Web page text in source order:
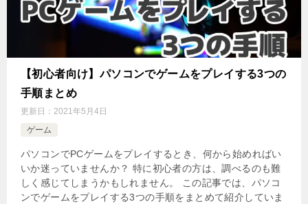
【初心者向け】パソコンでゲームをプレイする3つの
手順まとめ
更新日： 2021年5月4日
ゲーム
パソコンでPCゲームをプレイするとき、何から始めればい
いか迷っていませんか？ 特に初心者の方は、調べるのも難
しく感じてしまうかもしれません。 この記事では、パソコ
ンでゲームをプレイする3つの手順をまとめて紹介していま